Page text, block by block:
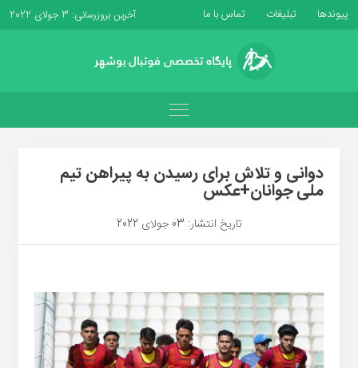
پیوندها تبلیغات تماس با ما آخرین بروزرسانی: 3 جولای 2022
دوانی و تلاش برای رسیدن به پیراهن تیم
ملی جوانان+عکس
تاریخ انتشار: 03 جولای 2022